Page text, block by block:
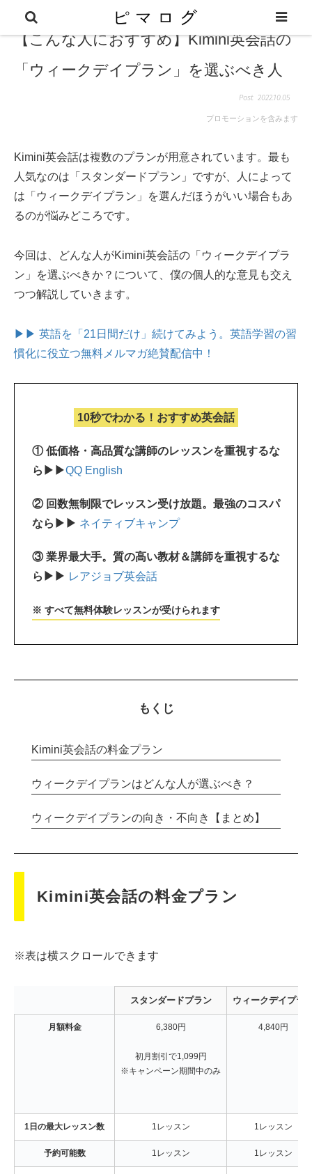
【こんな人におすすめ】Kimini英会話の
「ウィークデイプラン」を選ぶべき人
2022.10.05
プロモーションを含みます
Kimini英会話は複数のプランが用意されています。最も
人気なのは「スタンダードプラン」ですが、人によって
は「ウィークデイプラン」を選んだほうがいい場合もあ
るのが悩みどころです。
今回は、どんな人がKimini英会話の「ウィークデイプラ
ン」を選ぶべきか？について、僕の個人的な意見も交え
つつ解説していきます。
▶▶ 英語を「21日間だけ」続けてみよう。 英語学習の習
慣化に役立つ無料メルマガ絶賛配信中！
10秒でわかる！おすすめ英会話
① 低価格・高品質な講師のレッスンを重視するな
ら▶▶QQ English
② 回数無制限でレッスン受け放題。最強のコスパ
なら▶▶ ネイティブキャンプ
③ 業界最大手。質の高い教材＆講師を重視するな
ら▶▶ レアジョブ英会話
※ すべて無料体験レッスンが受けられます
もくじ
Kimini英会話の料金プラン
ウィークデイプランはどんな人が選ぶべき？
ウィークデイプランの向き・不向き【まとめ】
Kimini英会話の料金プラン
※表は横スクロールできます
スタンダードプラン ウィークデイプラ
月額料金 6,380円
初月割引で1,099円
※キャンペーン期間中のみ
4,840円
1日の最大レッスン数 1レッスン 1レッスン
予約可能数 1レッスン 1レッスン